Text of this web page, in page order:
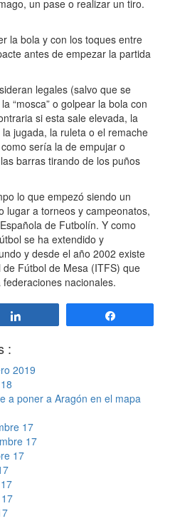
un pase o realizar un tiro.
la bola y con los toques entre
antes de empezar la partida
legales (salvo que se
“mosca” o golpear la bola con
si esta sale elevada, la
jugada, la ruleta o el remache
sería la de empujar o
barras tirando de los puños
lo que empezó siendo un
lugar a torneos y campeonatos,
de Futbolín. Y como
se ha extendido y
y desde el año 2002 existe
Fútbol de Mesa (ITFS) que
nacionales.
:
2019
a poner a Aragón en el mapa
17
17
17